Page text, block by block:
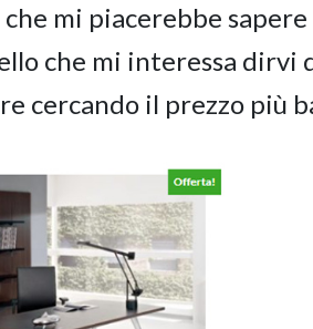
mi piacerebbe
che mi interessa dirvi
cercando il prezzo più